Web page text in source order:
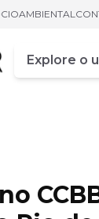
Campo de
Digite pelo